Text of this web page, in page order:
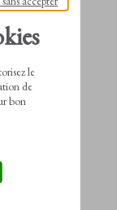
le
de
bon